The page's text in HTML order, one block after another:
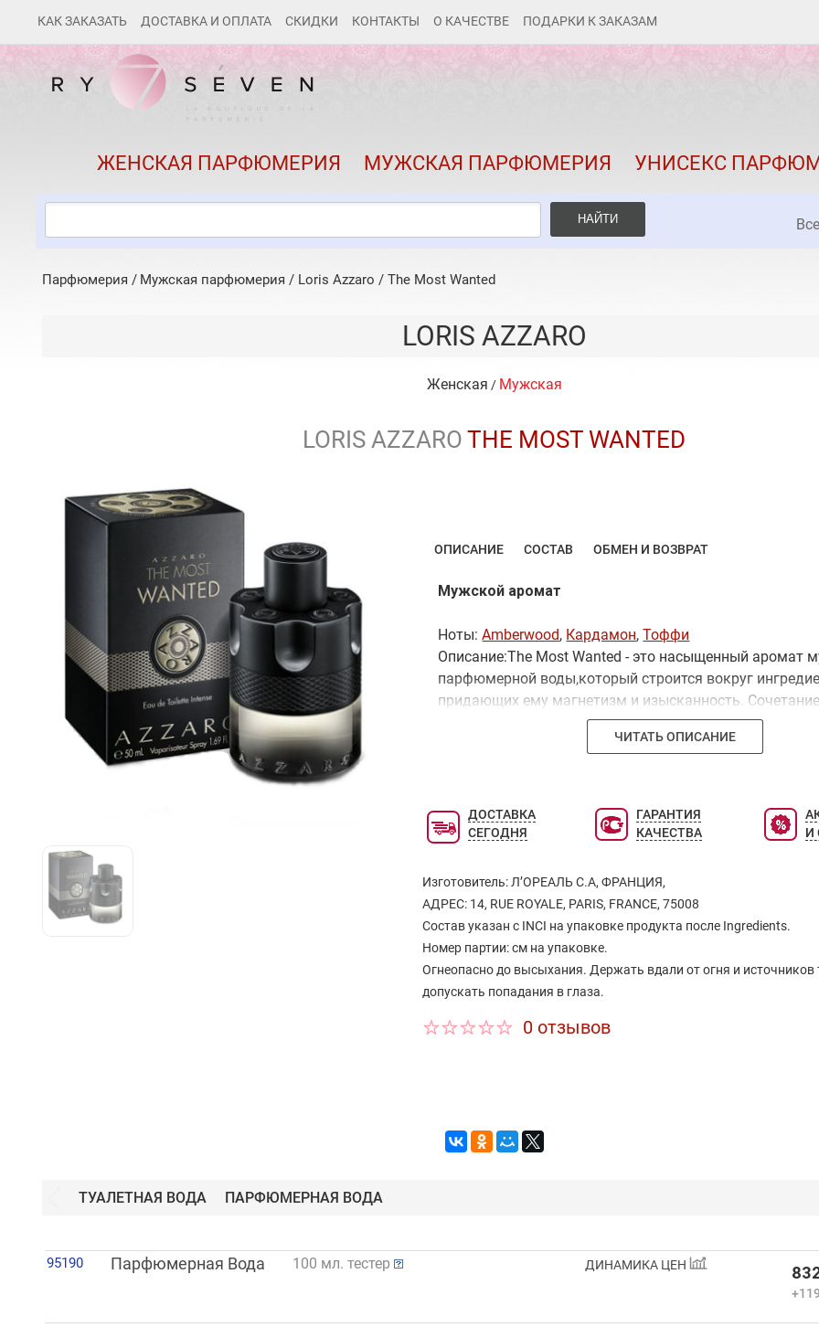
КАК ЗАКАЗАТЬ ДОСТАВКА И ОПЛАТА СКИДКИ КОНТАКТЫ О КАЧЕСТВЕ ПОДАРКИ К ЗАКАЗАМ
КОНТАКТЫ
О КАЧЕСТВЕ
ПОДАРКИ К ЗАКАЗАМ
ЖЕНСКАЯ ПАРФЮМЕРИЯ МУЖСКАЯ ПАРФЮМЕРИЯ УНИСЕКС
НАЙТИ
Парфюмерия Мужская парфюмерия / Loris Azzaro / The Most Wanted
LORIS AZZARO
Женская / Мужская
LORIS AZZARO THE MOST WANTED
ОПИСАНИЕ СОСТАВ ОБМЕН И ВОЗВРАТ
Мужской аромат
Ноты:Amberwood, Кардамон,Тоффи
Описание:The Most Wanted - это насыщенный аромат
парфюмерной воды,который строится вокруг
придающих ему магнетизм и изысканность. Сочетание
кардамона, аккорда сливочной карамели и амбрового
превращает насыщенный аромат в чувственный,
ЧИТАТЬ ОПИСАНИЕ
ДОСТАВКА
СЕГОДНЯ
ГАРАНТИЯ
КАЧЕСТВА
И
Изготовитель: Л’ОРЕАЛЬ С.А, ФРАНЦИЯ,
АДРЕС: 14, RUE ROYALE, PARIS, FRANCE, 75008
Состав указан с INCI на упаковке продукта после Ingredients.
Номер партии: см на упаковке.
Огнеопасно до высыхания. Держать вдали от огня и источников
допускать попадания в глаза.
0 отзывов
ТУАЛЕТНАЯ ВОДА ПАРФЮМЕРНАЯ ВОДА
95190 Парфюмерная Вода 100 мл. тестер ДИНАМИКА ЦЕН